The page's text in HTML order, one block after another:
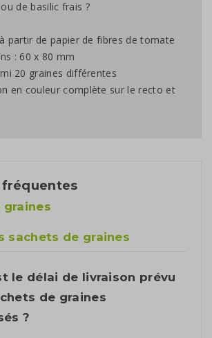
de basilic frais ?
partir de papier de fibres de tomate
: 60 x 80 mm
20 graines différentes
en couleur complète sur le recto et
graines
sachets de graines
le délai de livraison prévu
de graines
?